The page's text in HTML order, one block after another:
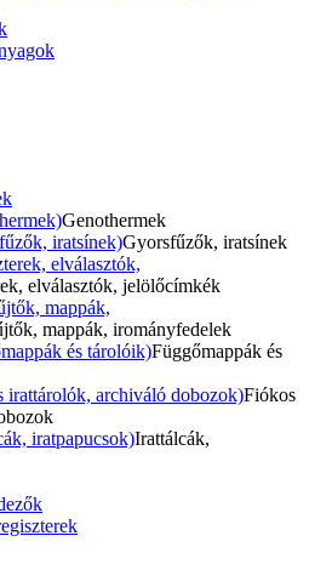
Genothermek
iratsínek)Gyorsfűzők, iratsínek
elválasztók,
elválasztók, jelölőcímkék
mappák,
mappák, irományfedelek
és tárolóik)Függőmappák és
irattárolók, archiváló dobozok)Fiókos
iratpapucsok)Irattálcák,